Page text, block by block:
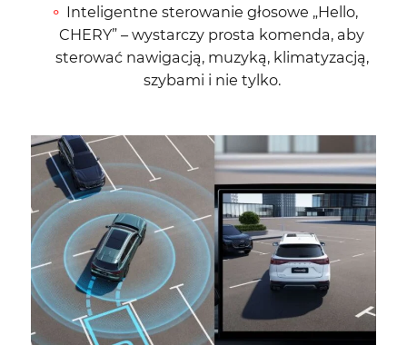
Inteligentne sterowanie głosowe „Hello,
CHERY” – wystarczy prosta komenda, aby
sterować nawigacją, muzyką, klimatyzacją,
szybami i nie tylko.